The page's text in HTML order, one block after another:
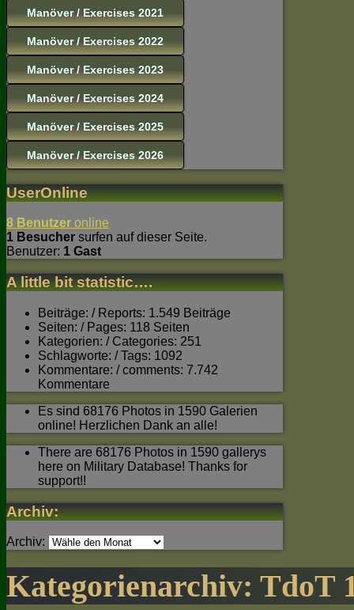
Manöver / Exercises 2021
Manöver / Exercises 2022
Manöver / Exercises 2023
Manöver / Exercises 2024
Manöver / Exercises 2025
Manöver / Exercises 2026
UserOnline
8 Benutzer online
1 Besucher surfen auf dieser Seite.
Benutzer: 1 Gast
A little bit statistic….
Beiträge: / Reports: 1.549 Beiträge
Seiten: / Pages: 118 Seiten
Kategorien: / Categories: 251
Schlagworte: / Tags: 1092
Kommentare: / comments: 7.742
Kommentare
Es sind 68176 Photos in 1590 Galerien
online! Herzlichen Dank an alle!
There are 68176 Photos in 1590 gallerys
here on Military Database! Thanks for
support!!
Archiv:
Archiv:
Kategorienarchiv: TdoT